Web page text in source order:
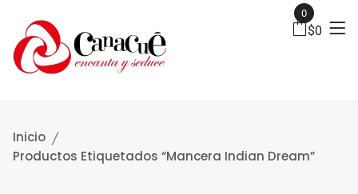
0
$0
Inicio
Productos Etiquetados “Mancera Indian Dream”